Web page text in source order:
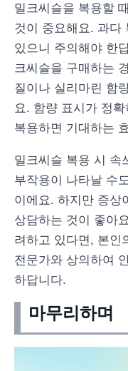
밀크씨슬을 복용할
것이 중요해요. 과다
있으니 주의해야 한
크씨슬을 구매하는
질이나 실리마린 함
요. 함량 표시가 정
복용하면 기대하는
밀크씨슬 복용 시 속
부작용이 나타날 수
이에요. 하지만 증상
상담하는 것이 좋아
려하고 있다면, 본인
전문가와 상의하여
하답니다.
마무리하며